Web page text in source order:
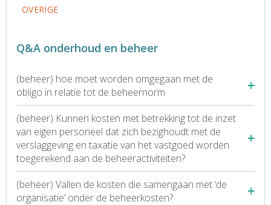
OVERIGE
Q&A onderhoud en beheer
(beheer) hoe moet worden omgegaan met de
obligo in relatie tot de beheernorm
(beheer) Kunnen kosten met betrekking tot de inzet
van eigen personeel dat zich bezighoudt met de
verslaggeving en taxatie van het vastgoed worden
toegerekend aan de beheeractiviteiten?
(beheer) Vallen de kosten die samengaan met ‘de
organisatie’ onder de beheerkosten?